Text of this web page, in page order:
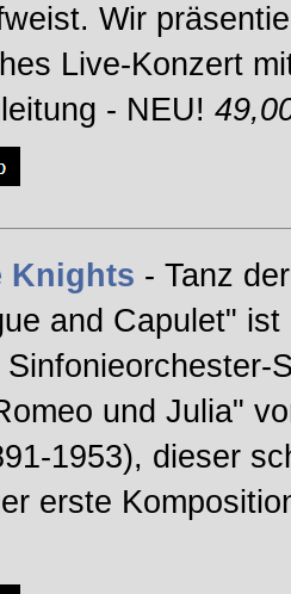
Oper Nabucco
Tipp!
- Tipp!
Wir
Live-Konzert
- NEU!
Knights - Tanz
and Capulet" ist
und Julia"
1953), dieser
erste